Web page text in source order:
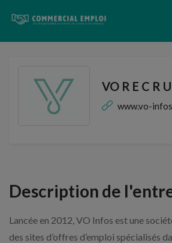
VO R E C R
www.vo-
Description de
Lancée en 2012, VO Infos est une
des sites d’offres d’emploi spécialisés